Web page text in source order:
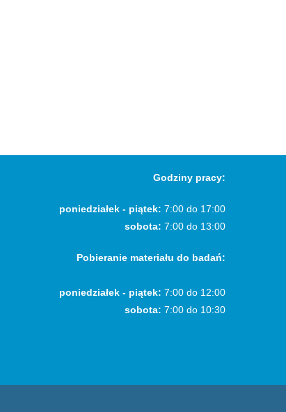
Godziny pracy:
poniedziałek - piątek: 7:00 do 17:00
sobota: 7:00 do 13:00
Pobieranie materiału do badań:
poniedziałek - piątek: 7:00 do 12:00
sobota: 7:00 do 10:30